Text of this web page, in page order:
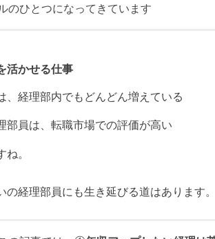
のひとつになってきています
活かせる仕事
、経理部内でもどんどん増えている
部員は、転職市場での評価が高い
。
の経理部員にも生き延びる道はあります。